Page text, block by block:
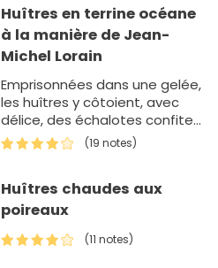
Huîtres en terrine océane
à la manière de Jean-
Michel Lorain
Emprisonnées dans une gelée,
les huîtres y côtoient, avec
délice, des échalotes confites
au vin rouge et quelques
feuilles d'épinards. Une
(19 notes)
Huîtres chaudes aux
poireaux
(11 notes)